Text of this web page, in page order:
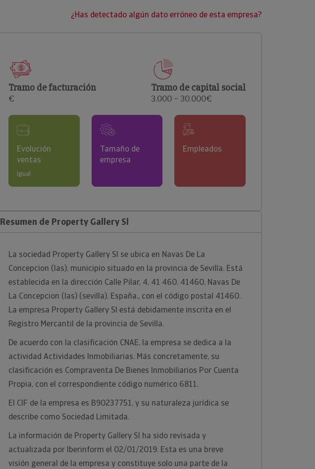
clientes.
¿Has detectado algún dato erróneo de esta empresa?
Tramo de facturación
€
Tramo de capital social
3.000 – 30.000€
Evolución
ventas
Igual
Tamaño de
empresa
Empleados
Resumen de Property Gallery Sl
La sociedad Property Gallery Sl se ubica en Navas De La
Concepcion (las), municipio situado en la provincia de Sevilla. Está
establecida en la dirección Calle Pilar, 4, 41 460. 41460, Navas De
La Concepcion (las) (sevilla). España., con el código postal 41460.
La empresa Property Gallery Sl está debidamente inscrita en el
Registro Mercantil de la provincia de Sevilla.
De acuerdo con la clasificación CNAE, la empresa se dedica a la
actividad Actividades Inmobiliarias. Más concretamente, su
clasificación es Compraventa De Bienes Inmobiliarios Por Cuenta
Propia, con el correspondiente código numérico 6811.
El CIF de la empresa es B90237751, y su naturaleza jurídica se
describe como Sociedad Limitada.
La información de Property Gallery Sl ha sido revisada y
actualizada por Iberinform el 02/01/2019. Esta es una breve
visión general de la empresa y constituye solo una parte de la